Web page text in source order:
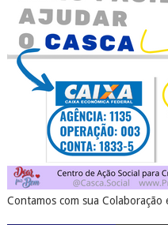
Contamos com sua Colaboração